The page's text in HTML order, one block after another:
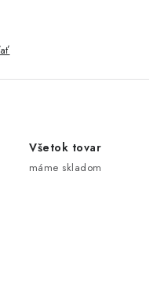
Všetok tovar
máme skladom